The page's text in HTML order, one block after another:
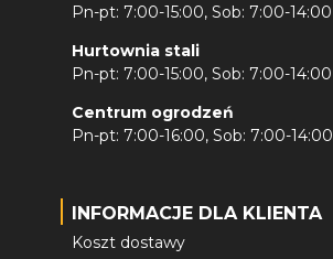
Pn-pt: 7:00-15:00, Sob: 7:00-14:00
Hurtownia stali
Pn-pt: 7:00-15:00, Sob: 7:00-14:00
Centrum ogrodzeń
Pn-pt: 7:00-16:00, Sob: 7:00-14:00
INFORMACJE DLA KLIENTA
Koszt dostawy